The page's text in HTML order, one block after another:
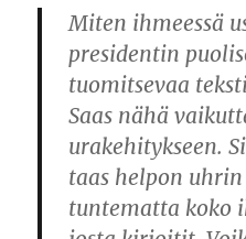
Miten ihmeessä
presidentin
tuomitsevaa
Saas nähä
urakehitykseen.
taas helpon
tuntematta koko